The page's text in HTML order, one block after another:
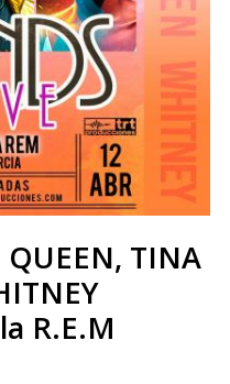
QUEEN, TINA
R.E.M